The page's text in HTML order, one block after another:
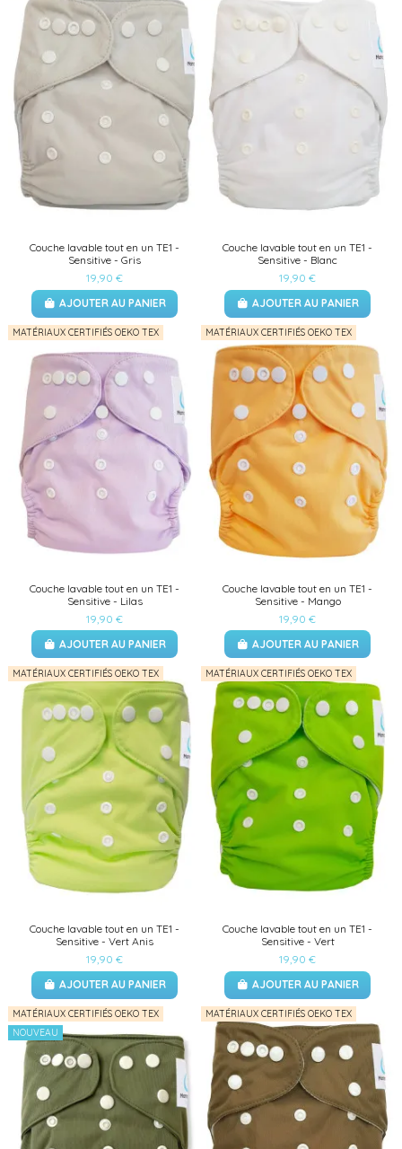
Couche lavable tout en un TE1 -
Sensitive - Gris
19,90 €
AJOUTER AU PANIER
Couche lavable tout en un TE1 -
Sensitive - Blanc
19,90 €
AJOUTER AU PANIER
MATÉRIAUX CERTIFIÉS OEKO TEX
Couche lavable tout en un TE1 -
Sensitive - Lilas
19,90 €
AJOUTER AU PANIER
MATÉRIAUX CERTIFIÉS OEKO TEX
Couche lavable tout en un TE1 -
Sensitive - Mango
19,90 €
AJOUTER AU PANIER
MATÉRIAUX CERTIFIÉS OEKO TEX
Couche lavable tout en un TE1 -
Sensitive - Vert Anis
19,90 €
AJOUTER AU PANIER
MATÉRIAUX CERTIFIÉS OEKO TEX
Couche lavable tout en un TE1 -
Sensitive - Vert
19,90 €
AJOUTER AU PANIER
MATÉRIAUX CERTIFIÉS OEKO TEX
NOUVEAU
MATÉRIAUX CERTIFIÉS OEKO TEX